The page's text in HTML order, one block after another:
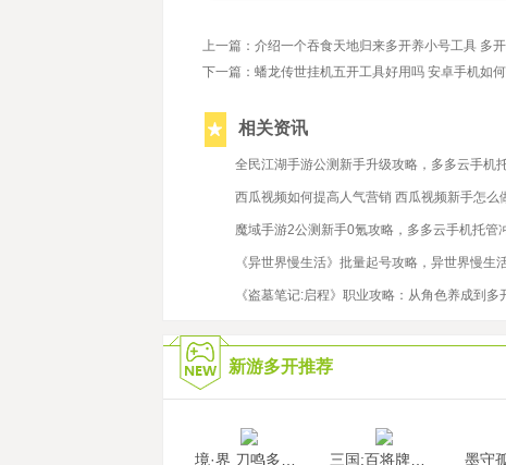
上一篇：介绍一个吞食天地归来多开养小号工具 多
下一篇：蟠龙传世挂机五开工具好用吗 安卓手机如
相关资讯
全民江湖手游公测新手升级攻略，多多云手机
西瓜视频如何提高人气营销 西瓜视频新手怎么
魔域手游2公测新手0氪攻略，多多云手机托管
《异世界慢生活》批量起号攻略，异世界慢生
《盗墓笔记:启程》职业攻略：从角色养成到
新游多开推荐